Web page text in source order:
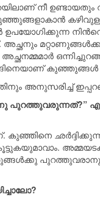
നീ ഉണ്ടായതും
അച്ഛനും
കുഞ്ഞുങ്ങള്‍
അനുസരിച്ച്
പുറത്തുവരുന്നത്?”